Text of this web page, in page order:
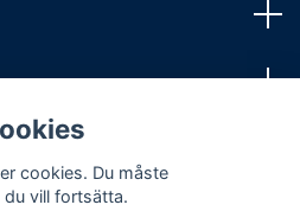
cookies. Du måste
vill fortsätta.